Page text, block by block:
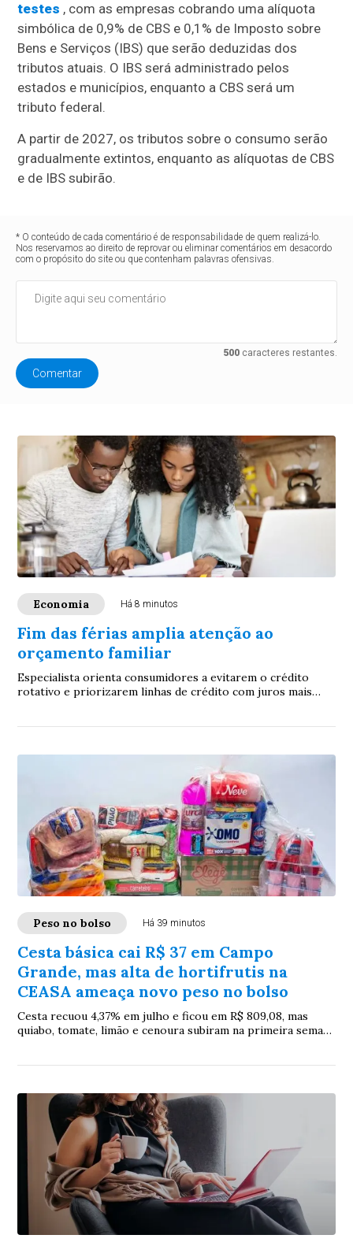
testes , com as empresas cobrando uma alíquota
simbólica de 0,9% de CBS e 0,1% de Imposto sobre
Bens e Serviços (IBS) que serão deduzidas dos
tributos atuais. O IBS será administrado pelos
estados e municípios, enquanto a CBS será um
tributo federal.
A partir de 2027, os tributos sobre o consumo serão
gradualmente extintos, enquanto as alíquotas de CBS
e de IBS subirão.
* O conteúdo de cada comentário é de responsabilidade de quem realizá-lo.
Nos reservamos ao direito de reprovar ou eliminar comentários em desacordo
com o propósito do site ou que contenham palavras ofensivas.
500caracteres restantes.
Comentar
Economia Há 8 minutos
Fim das férias amplia atenção ao
orçamento familiar
Especialista orienta consumidores a evitarem o crédito
rotativo e priorizarem linhas de crédito com juros mais
Peso no bolso Há 39 minutos
Cesta básica cai R$ 37 em Campo
Grande, mas alta de hortifrutis na
CEASA ameaça novo peso no bolso
Cesta recuou 4,37% em julho e ficou em R$ 809,08, mas
quiabo, tomate, limão e cenoura subiram na primeira semana